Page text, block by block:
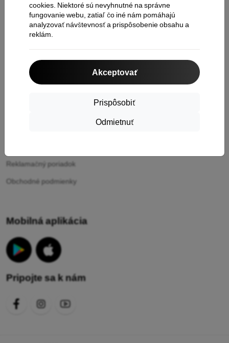
cookies. Niektoré sú nevyhnutné na správne
fungovanie webu, zatiaľ čo iné nám pomáhajú
analyzovať návštevnosť a prispôsobenie obsahu a
reklám.
Akceptovať
Prispôsobiť
Odmietnuť
Cashback
Vrátenie tovaru
Reklamačný poriadok
Obchodné podmienky
Mobilná aplikácia
Pripojte sa k nám